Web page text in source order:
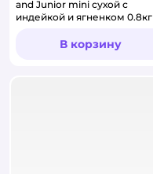
and Junior mini сухой с
индейкой и ягненком 0.8кг
В корзину